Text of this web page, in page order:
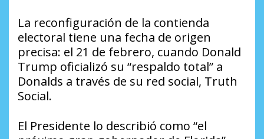
La reconfiguración de la contienda
electoral tiene una fecha de origen
precisa: el 21 de febrero, cuando Donald
Trump oficializó su “respaldo total” a
Donalds a través de su red social, Truth
Social.
El Presidente lo describió como “el